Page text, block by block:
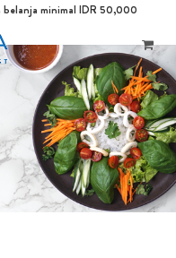
belanja minimal IDR 50,000